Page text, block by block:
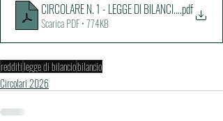
CIRCOLARE N. 1 - LEGGE DI BILANCIO 2026
.pdf
Scarica PDF • 774KB
redditilegge di bilanciobilancio
Circolari 2026